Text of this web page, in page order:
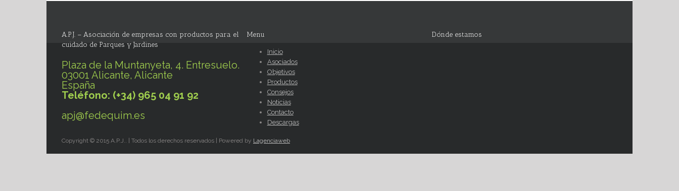
A.P.J. – Asociación de empresas con productos para el
cuidado de Parques y Jardines
Plaza de la Muntanyeta, 4. Entresuelo.
03001 Alicante, Alicante
España
Teléfono: (+34) 965 04 91 92
apj@fedequim.es
Menu
Inicio
Asociados
Objetivos
Productos
Consejos
Noticias
Contacto
Descargas
Dónde estamos
Copyright © 2015 A.P.J.. | Todos los derechos reservados | Powered by Lagenciaweb